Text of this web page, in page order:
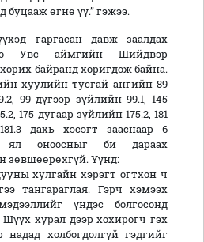
буцааж өгнө үү.” гэжээ.
гаргасан давж заалдах
Увс аймгийн Шийдвэр
байранд хоригдож байна.
хуулийн тусгай ангийн 89
99 дүгээр зүйлийн 99.1, 145
175 дугаар зүйлийн 175.2, 181
дахь хэсэгт зааснаар 6
оноосныг би дараах
зөвшөөрөхгүй. Үүнд:
хулгайн хэрэгт огтхон ч
тангараглая. Гэрч хэмээх
үндэс болгосонд
хурал дээр хохирогч гэх
холбогдолгүй гэдгийг